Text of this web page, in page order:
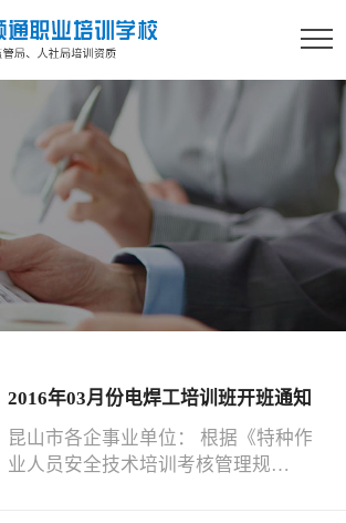
2016年03月份电焊工培训班开班通知
昆山市各企事业单位： 根据《特种作
业人员安全技术培训考核管理规